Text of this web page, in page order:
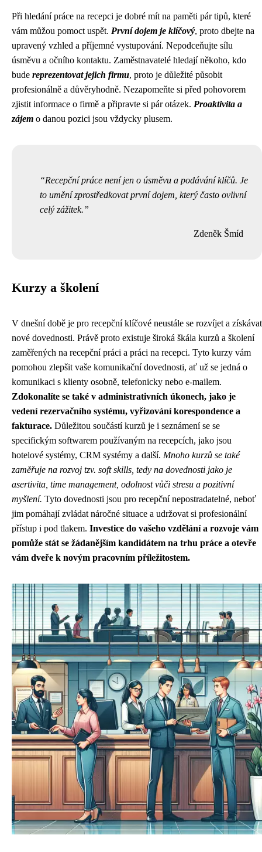
Při hledání práce na recepci je dobré mít na paměti pár tipů, které
vám můžou pomoct uspět. První dojem je klíčový, proto dbejte na
upravený vzhled a příjemné vystupování. Nepodceňujte sílu
úsměvu a očního kontaktu. Zaměstnavatelé hledají někoho, kdo
bude reprezentovat jejich firmu, proto je důležité působit
profesionálně a důvěryhodně. Nezapomeňte si před pohovorem
zjistit informace o firmě a připravte si pár otázek. Proaktivita a
zájem o danou pozici jsou vždycky plusem.
Recepční práce není jen o úsměvu a podávání klíčů. Je
to umění zprostředkovat první dojem, který často ovlivní
celý zážitek.
Zdeněk Šmíd
Kurzy a školení
V dnešní době je pro recepční klíčové neustále se rozvíjet a získávat
nové dovednosti. Právě proto existuje široká škála kurzů a školení
zaměřených na recepční práci a práci na recepci. Tyto kurzy vám
pomohou zlepšit vaše komunikační dovednosti, ať už se jedná o
komunikaci s klienty osobně, telefonicky nebo e-mailem.
Zdokonalíte se také v administrativních úkonech, jako je
vedení rezervačního systému, vyřizování korespondence a
fakturace. Důležitou součástí kurzů je i seznámení se se
specifickým softwarem používaným na recepcích, jako jsou
hotelové systémy, CRM systémy a další. Mnoho kurzů se také
zaměřuje na rozvoj tzv. soft skills, tedy na dovednosti jako je
asertivita, time management, odolnost vůči stresu a pozitivní
myšlení. Tyto dovednosti jsou pro recepční nepostradatelné, neboť
jim pomáhají zvládat náročné situace a udržovat si profesionální
přístup i pod tlakem. Investice do vašeho vzdělání a rozvoje vám
pomůže stát se žádanějším kandidátem na trhu práce a otevře
vám dveře k novým pracovním příležitostem.